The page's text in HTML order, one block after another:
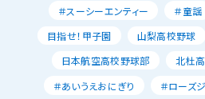
＃スーシーエンティー
＃童謡
目指せ！甲子園
山梨高校野球
日本航空高校野球部
北杜
＃あいうえおにぎり
＃ローズ